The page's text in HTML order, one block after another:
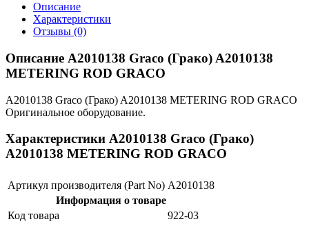
Описание
Характеристики
Отзывы (0)
Описание A2010138 Graco (Грако) A2010138
METERING ROD GRACO
A2010138 Graco (Грако) A2010138 METERING ROD GRACO
Оригинальное оборудование.
Характеристики A2010138 Graco (Грако)
A2010138 METERING ROD GRACO
Артикул производителя (Part No) A2010138
Информация о товаре
Код товара
922-03